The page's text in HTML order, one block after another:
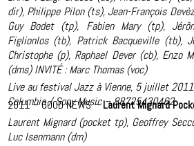
dir), Philippe Pilon (ts), Jean-François
Guy Bodet (tp), Fabien Mary (tp),
Figlionlos (tb), Patrick Bacqueville (tb),
Christophe (p), Raphael Dever (cb), Enzo
(dms) INVITÉ : Marc Thomas (voc)
Live au festival Jazz à Vienne, 5 juillet
Columbia / Sony Music – 88725430462
2011 – GOOD NEWS –Laurent Mignard
Laurent Mignard (pocket tp), Geoffrey
Luc Isenmann (dm)